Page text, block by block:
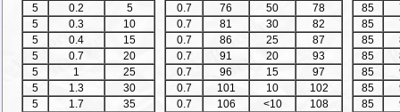
5
0.2
5
5
0.3
10
5
0.4
15
5
0.7
20
5
1
25
5
1.3
30
5
1.7
35
0.7
76 50
78
0.7
81 30
82
0.7
86 25
87
0.7
91 20
93
0.7
96 15
97
0.7
101 10
102
0.7
106 <10
108
85
85
85
85
85
85
85